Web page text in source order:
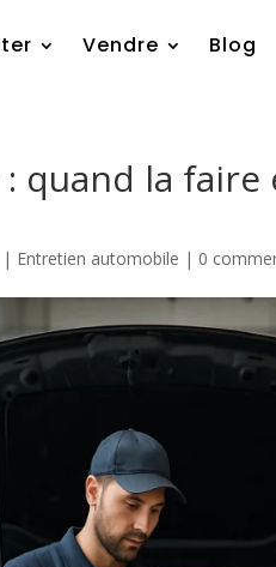
Vendre Blog
quand la
| Entretien automobile | 0